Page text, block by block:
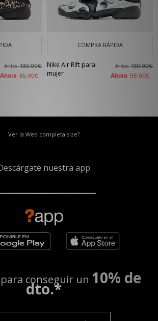
Antes130,00€
Ahora 85,00€
COMPRA RÁPIDA
Nike Air Rift para
mujer
Antes130,00€
Ahora 95,00€
Ver la Web completa size?
nuestra app
conseguir un 10% de
dto.*